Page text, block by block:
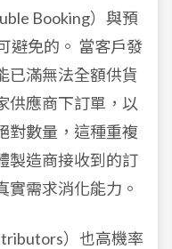
Booking）與預
避免的。 當客戶發
已滿無法全額供貨
供應商下訂單，以
對數量，這種重複
製造商接收到的訂
實需求消化能力。
）也高機率